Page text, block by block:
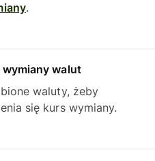
.
walut
waluty, żeby
się kurs wymiany.